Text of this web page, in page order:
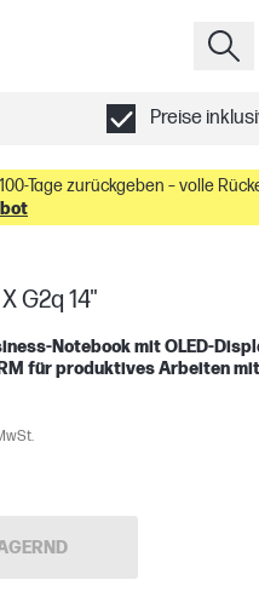
Preise
G2q 14"
mit
für produktives Arbeiten